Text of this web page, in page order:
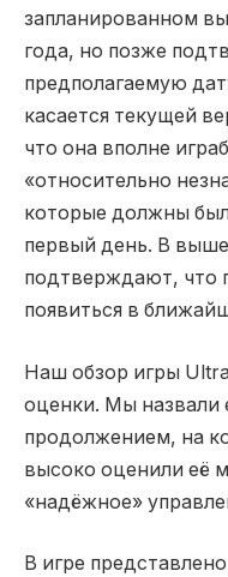
запланированном
года, но позже
предполагаемую
касается текущей
что она вполне
«относительно
которые должны
первый день. В
подтверждают, что
появиться в
Наш обзор игры
оценки. Мы назвали
продолжением, на
высоко оценили её
«надёжное»
В игре